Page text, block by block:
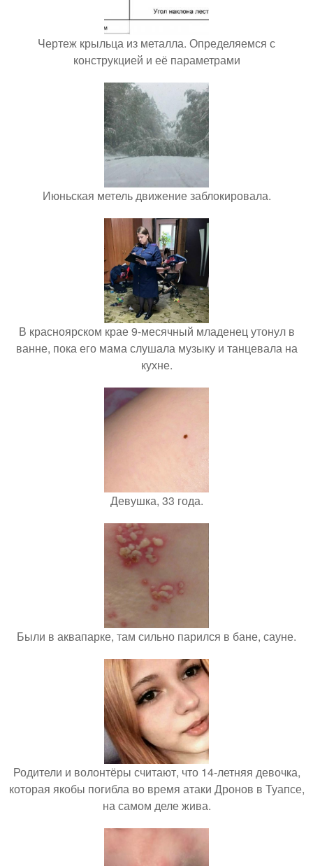
Чертеж крыльца из металла. Определяемся с
конструкцией и её параметрами
Июньская метель движение заблокировала.
В красноярском крае 9-месячный младенец утонул в
ванне, пока его мама слушала музыку и танцевала на
кухне.
Девушка, 33 года.
Были в аквапарке, там сильно парился в бане, сауне.
Родители и волонтёры считают, что 14-летняя девочка,
которая якобы погибла во время атаки Дронов в Туапсе,
на самом деле жива.